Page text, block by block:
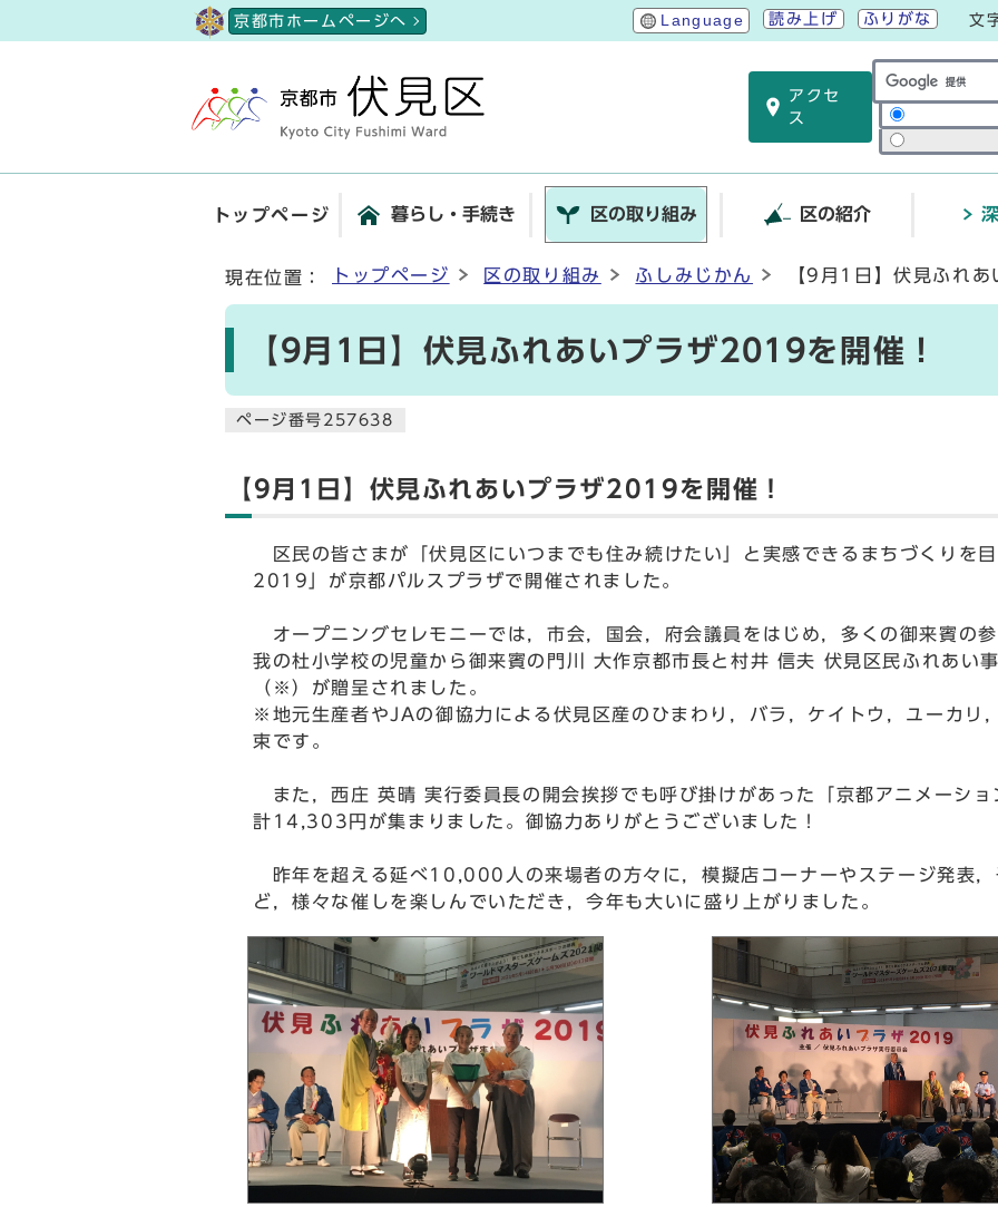
京都市ホームページへ Language 読み上げ ふりがな 文
アクセ
ス
サイト内検索
トップページ 暮らし・手続き 区の取り組み 区の紹介
現在位置： トップページ 区の取り組み ふしみじかん 【9月1日】伏見ふれ
【9月1日】伏見ふれあいプラザ2019を開催！
ページ番号257638
【9月1日】伏見ふれあいプラザ2019を開催！
区民の皆さまが「伏見区にいつまでも住み続けたい」と実感できるまちづくりを
2019」が京都パルスプラザで開催されました。
オープニングセレモニーでは，市会，国会，府会議員をはじめ，多くの御来賓の
我の杜小学校の児童から御来賓の門川 大作京都市長と村井 信夫 伏見区民ふれあい
（※）が贈呈されました。
※地元生産者やJAの御協力による伏見区産のひまわり，バラ，ケイトウ，ユーカリ
束です。
また，西庄 英晴 実行委員長の開会挨拶でも呼び掛けがあった「京都アニメーシ
計14,303円が集まりました。御協力ありがとうございました！
昨年を超える延べ10,000人の来場者の方々に，模擬店コーナーやステージ発表，
ど，様々な催しを楽しんでいただき，今年も大いに盛り上がりました。